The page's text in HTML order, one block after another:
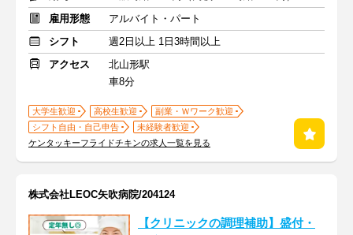
雇用形態
アルバイト・パート
シフト
週2日以上 1日3時間以上
アクセス
北山形駅
車8分
大学生歓迎 高校生歓迎
副業・Ｗワーク歓迎
シフト自由・自己申告
未経験者歓迎
ケンタッキーフライドチキンの求人一覧を見る
株式会社LEOC矢吹病院/204124
【クリニックの調理補助】盛付・